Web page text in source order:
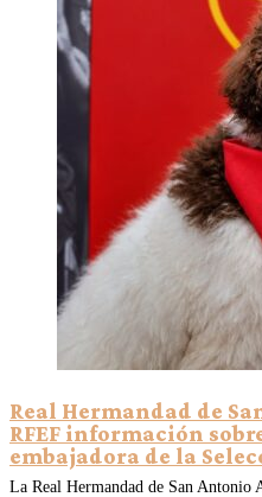
Real Hermandad de
RFEF información
embajadora de la
La Real Hermandad de San Antonio